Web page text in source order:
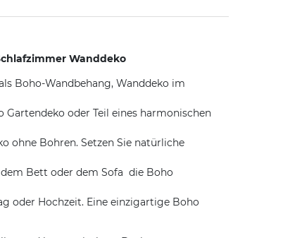
Wanddeko
Boho-Wandbehang, Wanddeko im
Gartendeko oder Teil eines harmonischen
ohne Bohren. Setzen Sie natürliche
Bett oder dem Sofa  die Boho
oder Hochzeit. Eine einzigartige Boho